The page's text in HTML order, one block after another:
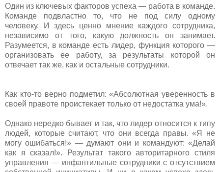
Один из ключевых факторов успеха — работа в команде.
Команде подвластно то, что не под силу одному
человеку. И здесь ценно мнение каждого сотрудника,
независимо от того, какую должность он занимает.
Разумеется, в команде есть лидер, функция которого —
организовать ее работу, за результаты которой он
отвечает так же, как и остальные сотрудники.
Как кто-то верно подметил: «Абсолютная уверенность в
своей правоте проистекает только от недостатка ума!».
Однако нередко бывает и так, что лидер относится к типу
людей, которые считают, что они всегда правы. «Я не
могу ошибаться!» — думают они и командуют: «Делай
как я сказал!». Результат такого авторитарного стиля
управления — инфантильные сотрудники с отсутствием